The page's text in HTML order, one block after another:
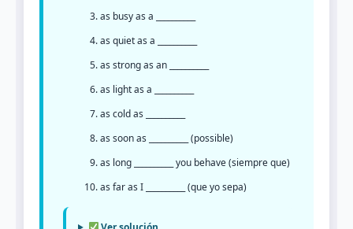
as busy as a __________
as quiet as a __________
as strong as an __________
as light as a __________
as cold as __________
as soon as __________ (possible)
as long __________ you behave (siempre que)
as far as I __________ (que yo sepa)